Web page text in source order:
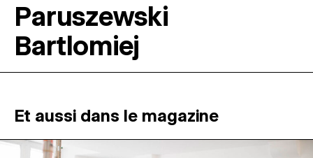
RÉSIDENCES ↓
Paruszewski
Bartlomiej
Et aussi dans le magazine